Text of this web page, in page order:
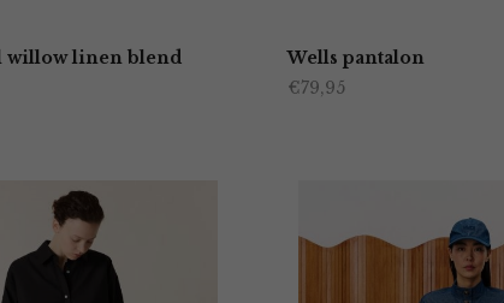
willow linen blend
Wells pantalon
€79,95